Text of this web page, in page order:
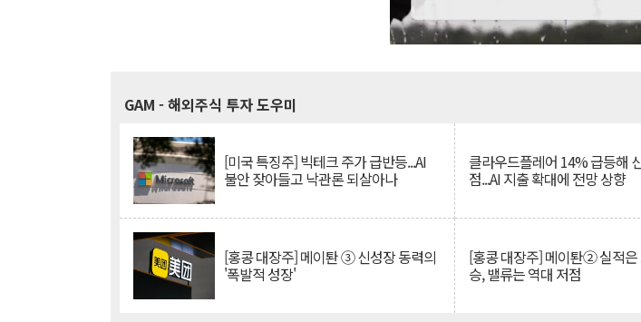
GAM - 해외주식 투자 도우미
[미국 특징주] 빅테크 주가 급반등...AI
불안 잦아들고 낙관론 되살아나
클라우드플레어 14% 급등해
점...AI 지출 확대에 전망 상향
[홍콩 대장주] 메이퇀 ③ 신성장 동력의
'폭발적 성장'
[홍콩 대장주] 메이퇀② 실적은
승, 밸류는 역대 저점